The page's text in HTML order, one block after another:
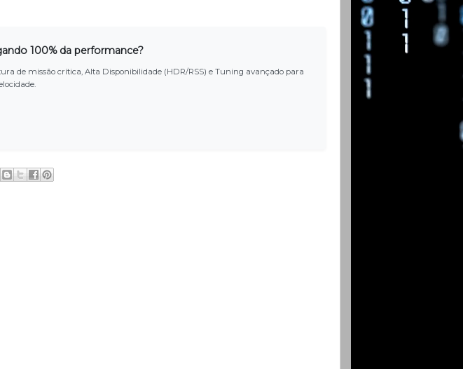
100% da performance?
de missão crítica, Alta Disponibilidade (HDR/RSS) e Tuning avançado para